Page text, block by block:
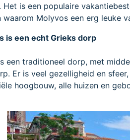
Het is een populaire
waarom Molyvos een erg leuke
is een echt Grieks dorp
een traditioneel dorp, met
Er is veel gezelligheid en
hoogbouw, alle huizen en